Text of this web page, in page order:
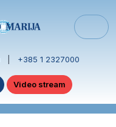
+385 1 2327000
Video stream